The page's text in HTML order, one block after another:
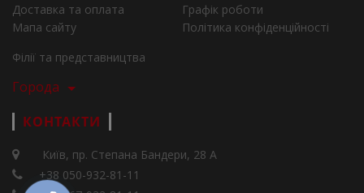
Доставка та оплата
Графік роботи
Мапа сайту
Політика конфіденційності
Філії та представництва
Города
КОНТАКТИ
Київ, пр. Степана Бандери, 28 А
+38 050-932-81-11